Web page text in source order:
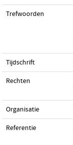
Trefwoorden
Tijdschrift
Rechten
Organisatie
Referentie